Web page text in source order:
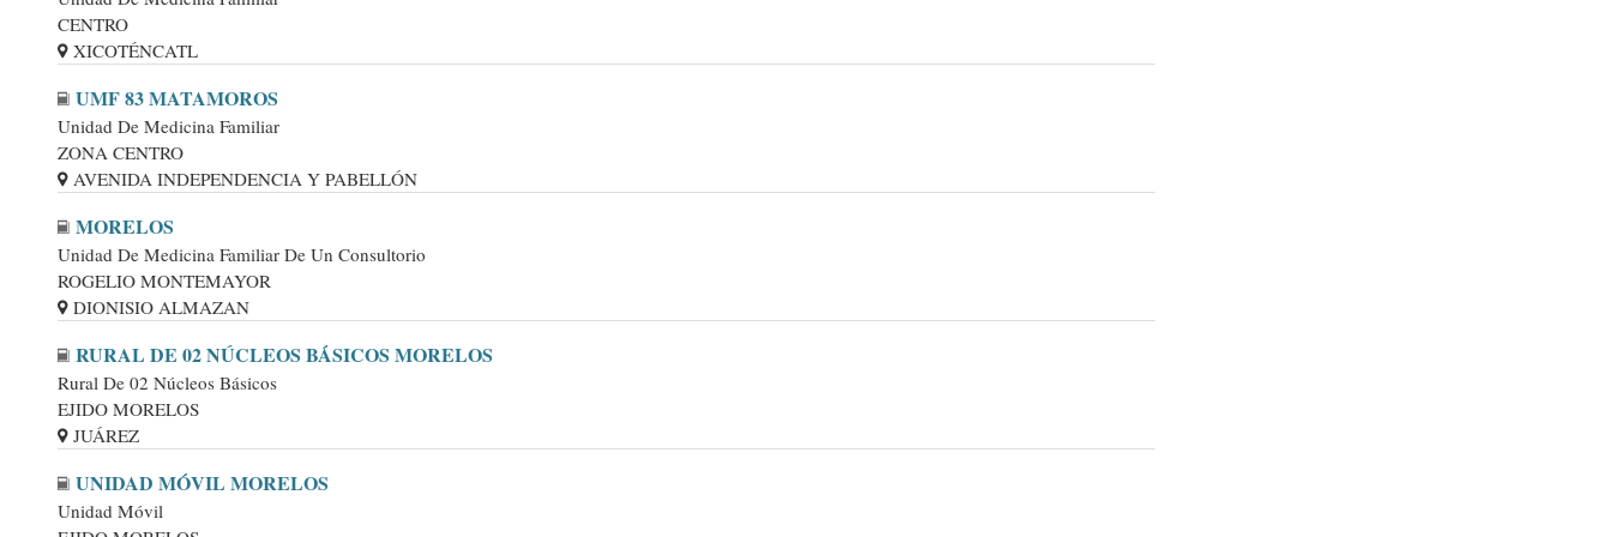
CENTRO
XICOTÉNCATL
UMF 83 MATAMOROS
Unidad De Medicina Familiar
ZONA CENTRO
AVENIDA INDEPENDENCIA Y PABELLÓN
MORELOS
Unidad De Medicina Familiar De Un Consultorio
ROGELIO MONTEMAYOR
DIONISIO ALMAZAN
RURAL DE 02 NÚCLEOS BÁSICOS MORELOS
Rural De 02 Núcleos Básicos
EJIDO MORELOS
JUÁREZ
UNIDAD MÓVIL MORELOS
Unidad Móvil